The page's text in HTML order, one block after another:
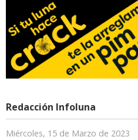
Redacción Infoluna
Miércoles, 15 de Marzo de 2023